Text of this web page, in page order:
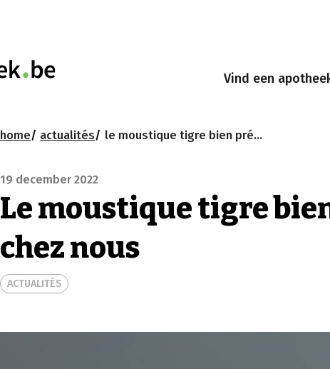
Vind een
home actualités le moustique tigre bien présent chez nous
19 december 2022
Le moustique tigre
chez nous
ACTUALITÉS